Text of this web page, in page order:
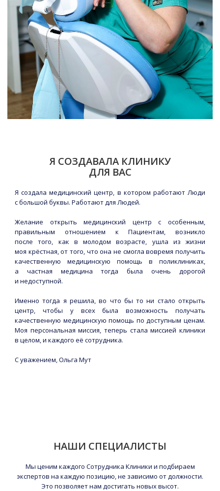
Я СОЗДАВАЛА КЛИНИКУ
ДЛЯ ВАС
Я создала медицинский центр, в котором работают Люди
с большой буквы. Работают для Людей.
Желание открыть медицинский центр с особенным,
правильным отношением к Пациентам, возникло
после того, как в молодом возрасте, ушла из жизни
моя крёстная, от того, что она не смогла вовремя получить
качественную медицинскую помощь в поликлиниках,
а частная медицина тогда была очень дорогой
и недоступной.
Именно тогда я решила, во что бы то ни стало открыть
центр, чтобы у всех была возможность получать
качественную медицинскую помощь по доступным ценам.
Моя персональная миссия, теперь стала миссией клиники
в целом, и каждого её сотрудника.
С уважением, Ольга Мут
НАШИ СПЕЦИАЛИСТЫ
Мы ценим каждого Сотрудника Клиники и подбираем
экспертов на каждую позицию, не зависимо от должности.
Это позволяет нам достигать новых высот.